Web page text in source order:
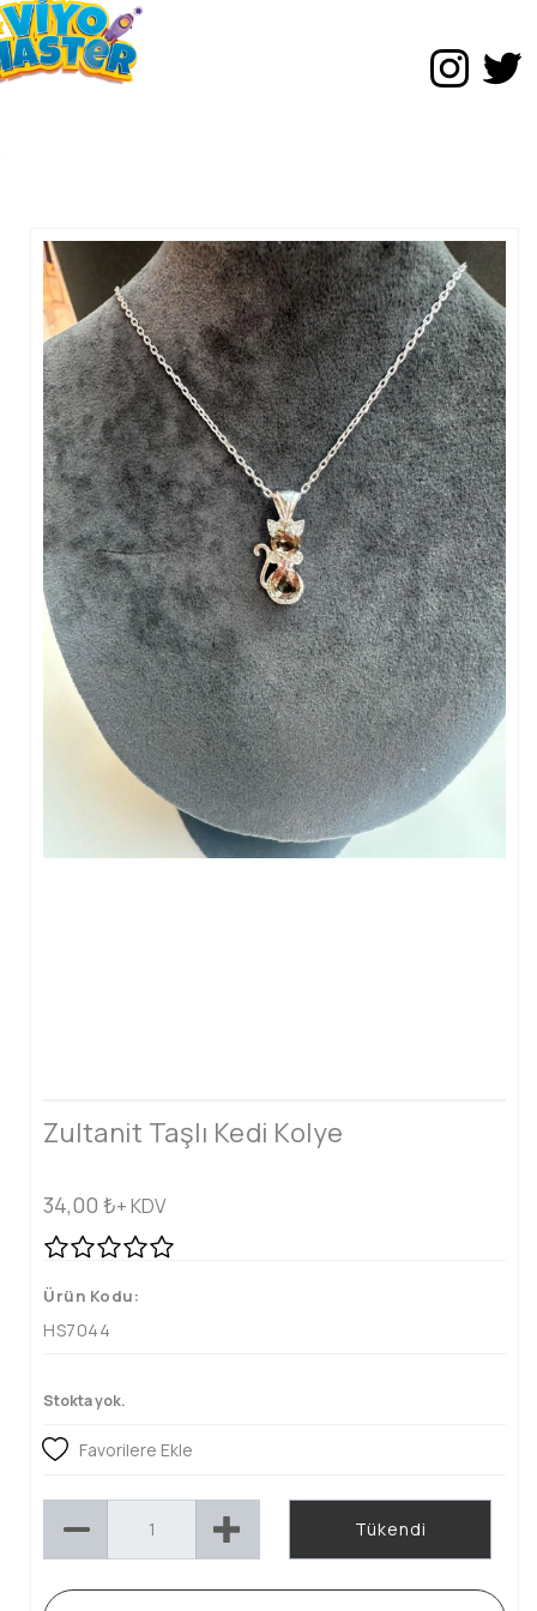
Zultanit Taşlı Kedi Kolye
34,00 ₺+ KDV
Ürün Kodu:
HS7044
Stokta yok.
Favorilere Ekle
Tükendi